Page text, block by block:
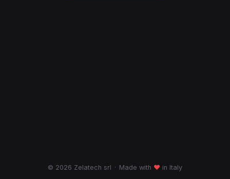
© 2026 Zelatech srl · Made with ♥ in Italy